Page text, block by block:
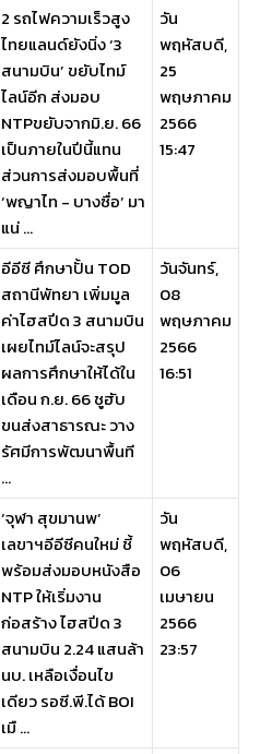
2 รถไฟความเร็วสูง
ไทยแลนด์ยังนิ่ง ‘3
สนามบิน’ ขยับไทม์
ไลน์อีก ส่งมอบ
NTPขยับจากมิ.ย. 66
เป็นภายในปีนี้แทน
ส่วนการส่งมอบพื้นที่
‘พญาไท - บางซื่อ’ มา
แน่ ...
วัน
พฤหัสบดี,
25
พฤษภาคม
2566
15:47
อีอีซี ศึกษาปั้น TOD
สถานีพัทยา เพิ่มมูล
ค่าไฮสปีด 3 สนามบิน
เผยไทม์ไลน์จะสรุป
ผลการศึกษาให้ได้ใน
เดือน ก.ย. 66 ชูฮับ
ขนส่งสาธารณะ วาง
รัศมีการพัฒนาพื้นที
...
วันจันทร์,
08
พฤษภาคม
2566
16:51
‘จุฬา สุขมานพ’
เลขาฯอีอีซีคนใหม่ ชี้
พร้อมส่งมอบหนังสือ
NTP ให้เริ่มงาน
ก่อสร้าง ไฮสปีด 3
สนามบิน 2.24 แสนล้า
นบ. เหลือเงื่อนไข
เดียว รอซี.พี.ได้ BOI
เมื ...
วัน
พฤหัสบดี,
06
เมษายน
2566
23:57